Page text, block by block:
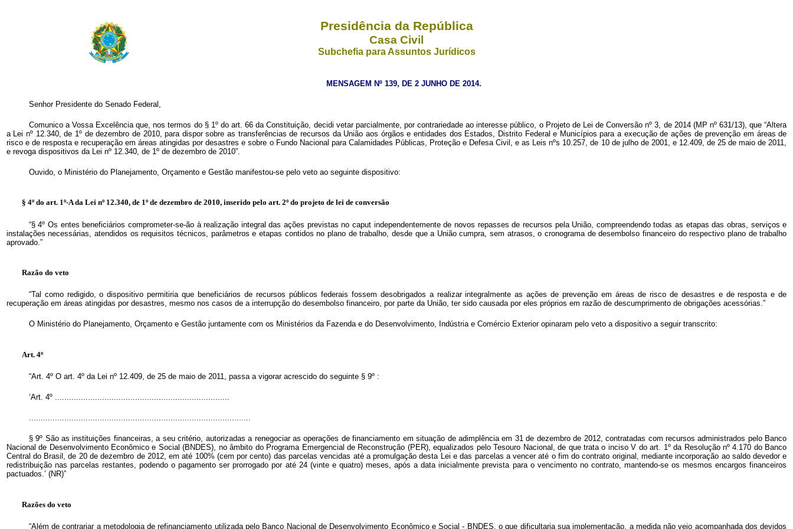
Presidência da República
Casa Civil
Subchefia para Assuntos Jurídicos
MENSAGEM Nº 139, DE 2 JUNHO DE 2014.
Senhor Presidente do Senado Federal,
Comunico a Vossa Excelência que, nos termos do § 1º do art. 66 da Constituição, decidi vetar parcialmente, por contrariedade ao interesse público, o Projeto de Lei de Conversão nº 3, de 2014 (MP nº 631/13), que “Altera
a Lei nº 12.340, de 1º de dezembro de 2010, para dispor sobre as transferências de recursos da União aos órgãos e entidades dos Estados, Distrito Federal e Municípios para a execução de ações de prevenção em áreas de
risco e de resposta e recuperação em áreas atingidas por desastres e sobre o Fundo Nacional para Calamidades Públicas, Proteção e Defesa Civil, e as Leis nºs 10.257, de 10 de julho de 2001, e 12.409, de 25 de maio de 2011,
e revoga dispositivos da Lei nº 12.340, de 1º de dezembro de 2010”.
Ouvido, o Ministério do Planejamento, Orçamento e Gestão manifestou-se pelo veto ao seguinte dispositivo:
§ 4º do art. 1º-A da Lei nº 12.340, de 1º de dezembro de 2010, inserido pelo art. 2º do projeto de lei de conversão
“§ 4º Os entes beneficiários comprometer-se-ão à realização integral das ações previstas no caput independentemente de novos repasses de recursos pela União, compreendendo todas as etapas das obras, serviços e
instalações necessárias, atendidos os requisitos técnicos, parâmetros e etapas contidos no plano de trabalho, desde que a União cumpra, sem atrasos, o cronograma de desembolso financeiro do respectivo plano de trabalho
aprovado.”
Razão do veto
“Tal como redigido, o dispositivo permitiria que beneficiários de recursos públicos federais fossem desobrigados a realizar integralmente as ações de prevenção em áreas de risco de desastres e de resposta e de
recuperação em áreas atingidas por desastres, mesmo nos casos de a interrupção do desembolso financeiro, por parte da União, ter sido causada por eles próprios em razão de descumprimento de obrigações acessórias.”
O Ministério do Planejamento, Orçamento e Gestão juntamente com os Ministérios da Fazenda e do Desenvolvimento, Indústria e Comércio Exterior opinaram pelo veto a dispositivo a seguir transcrito:
Art. 4º
“Art. 4º O art. 4º da Lei nº 12.409, de 25 de maio de 2011, passa a vigorar acrescido do seguinte § 9º :
‘Art. 4º ..........................................................................
..............................................................................................
§ 9º São as instituições financeiras, a seu critério, autorizadas a renegociar as operações de financiamento em situação de adimplência em 31 de dezembro de 2012, contratadas com recursos administrados pelo Banco
Nacional de Desenvolvimento Econômico e Social (BNDES), no âmbito do Programa Emergencial de Reconstrução (PER), equalizados pelo Tesouro Nacional, de que trata o inciso V do art. 1º da Resolução nº 4.170 do Banco
Central do Brasil, de 20 de dezembro de 2012, em até 100% (cem por cento) das parcelas vencidas até a promulgação desta Lei e das parcelas a vencer até o fim do contrato original, mediante incorporação ao saldo devedor e
redistribuição nas parcelas restantes, podendo o pagamento ser prorrogado por até 24 (vinte e quatro) meses, após a data inicialmente prevista para o vencimento no contrato, mantendo-se os mesmos encargos financeiros
pactuados.’ (NR)”
Razões do veto
“Além de contrariar a metodologia de refinanciamento utilizada pelo Banco Nacional de Desenvolvimento Econômico e Social - BNDES, o que dificultaria sua implementação, a medida não veio acompanhada dos devidos